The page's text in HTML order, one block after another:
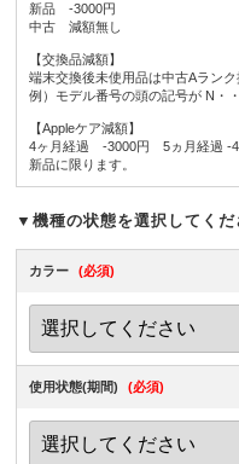
新品 -3000円
中古 減額無し
【交換品減額】
端末交換後未使用品は中古Aランク
例）モデル番号の頭の記号が N・
【Appleケア減額】
4ヶ月経過 -3000円 5ヵ月経過 -
新品に限ります。
▼機種の状態を選択してくだ
カラー (必須)
使用状態(期間) (必須)